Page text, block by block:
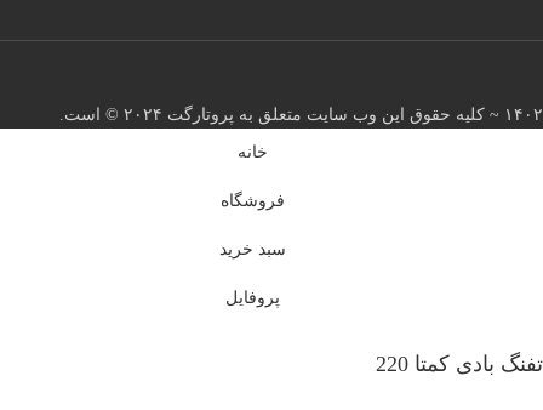
۱۴۰۲ ~ کلیه حقوق این وب سایت متعلق به پروتارگت ۲۰۲۴ ©️ است.
خانه
فروشگاه
سبد خرید
پروفایل
تفنگ بادی کمتا 220